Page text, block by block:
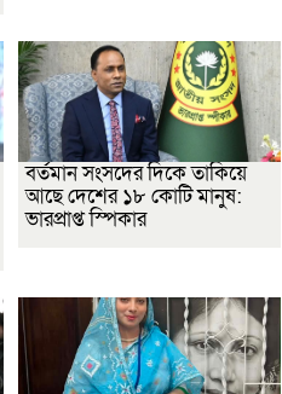
বর্তমান সংসদের দিকে তাকিয়ে
আছে দেশের ১৮ কোটি মানুষ:
ভারপ্রাপ্ত স্পিকার